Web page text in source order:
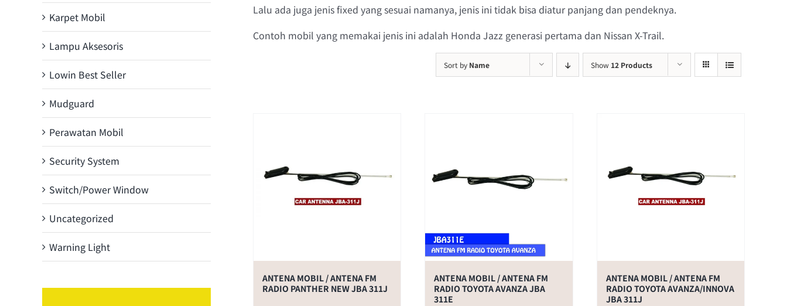
Lalu ada juga jenis fixed yang sesuai namanya, jenis ini tidak bisa diatur panjang dan pendeknya.
Contoh mobil yang memakai jenis ini adalah Honda Jazz generasi pertama dan Nissan X-Trail.
Sort by Name Show 12 Products
ANTENA MOBIL / ANTENA FM
RADIO PANTHER NEW JBA 311J
ANTENA MOBIL / ANTENA FM
RADIO TOYOTA AVANZA JBA
311E
ANTENA MOBIL / ANTENA FM
RADIO TOYOTA AVANZA/INNOVA
JBA 311J
Karpet Mobil
Lampu Aksesoris
Lowin Best Seller
Mudguard
Perawatan Mobil
Security System
Switch/Power Window
Uncategorized
Warning Light